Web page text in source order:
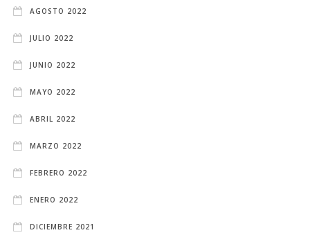
AGOSTO 2022
JULIO 2022
JUNIO 2022
MAYO 2022
ABRIL 2022
MARZO 2022
FEBRERO 2022
ENERO 2022
DICIEMBRE 2021